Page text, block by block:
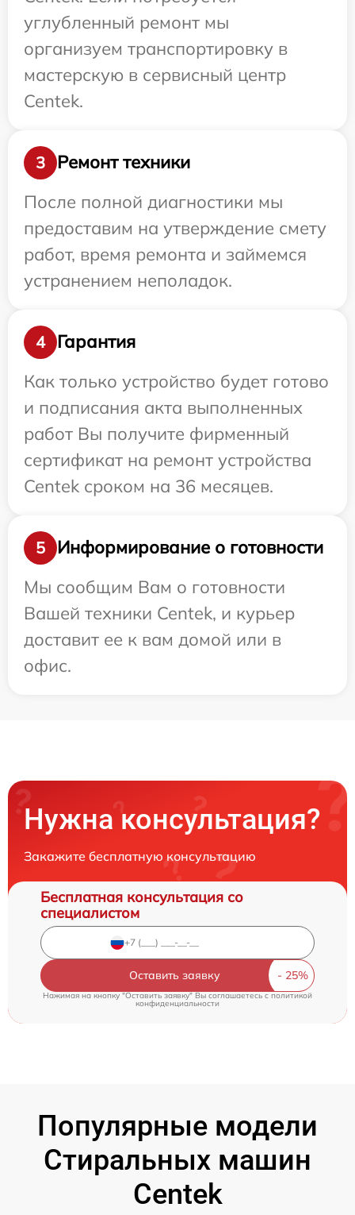
углубленный ремонт мы
организуем транспортировку в
мастерскую в сервисный центр
Centek.
3
Ремонт техники
После полной диагностики мы
предоставим на утверждение смету
работ, время ремонта и займемся
устранением неполадок.
4
Гарантия
Как только устройство будет готово
и подписания акта выполненных
работ Вы получите фирменный
сертификат на ремонт устройства
Centek сроком на 36 месяцев.
5
Информирование о готовности
Мы сообщим Вам о готовности
Вашей техники Centek, и курьер
доставит ее к вам домой или в
офис.
Нужна консультация?
Закажите бесплатную консультацию
Бесплатная консультация со
специалистом
Оставить заявку
Нажимая на кнопку "Оставить заявку" Вы соглашаетесь cполитикой
конфиденциальности
Популярные модели
Стиральных машин
Centek